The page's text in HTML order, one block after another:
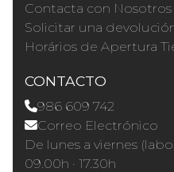
Contacta con Nosotros
Solicitar una
Horários de Apertura
CONTACTO
986 609 742
Correo Electrónico
De lunes a viernes
09.00h · 17.30h